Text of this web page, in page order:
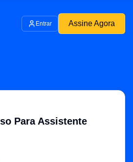
Entrar Assine Agora
Para Assistente